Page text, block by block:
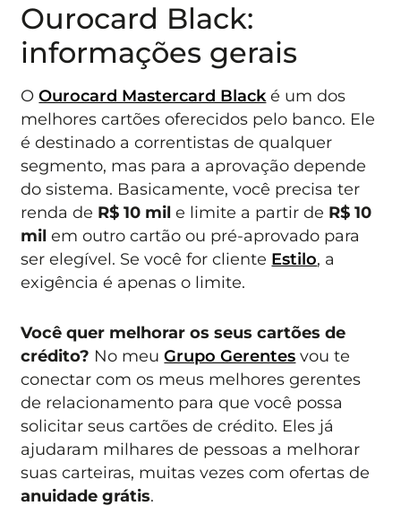
Ourocard Black:
informações gerais
OOurocard Mastercard Black é um dos
melhores cartões oferecidos pelo banco. Ele
é destinado a correntistas de qualquer
segmento, mas para a aprovação depende
do sistema. Basicamente, você precisa ter
renda de R$ 10 mil e limite a partir de R$ 10
mil em outro cartão ou pré-aprovado para
ser elegível. Se você for cliente Estilo, a
exigência é apenas o limite.
Você quer melhorar os seus cartões de
crédito? No meuGrupo Gerentes vou te
conectar com os meus melhores gerentes
de relacionamento para que você possa
solicitar seus cartões de crédito. Eles já
ajudaram milhares de pessoas a melhorar
suas carteiras, muitas vezes com ofertas de
anuidade grátis.